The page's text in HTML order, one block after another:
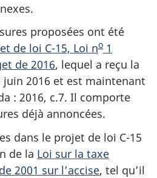
proposées ont été
de loi C-15, Loi no 1
de 2016, lequel a reçu la
juin 2016 et est maintenant
: 2016, c.7. Il comporte
déjà annoncées.
dans le projet de loi C-15
de la Loi sur la taxe
2001 sur l’accise, tel qu’il